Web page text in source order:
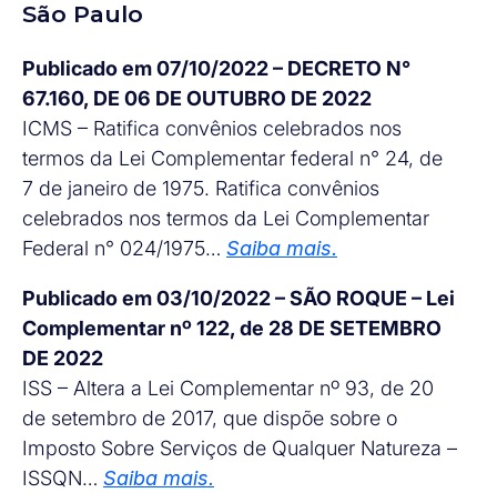
São Paulo
Publicado em 07/10/2022 – DECRETO N°
67.160, DE 06 DE OUTUBRO DE 2022
ICMS – Ratifica convênios celebrados nos
termos da Lei Complementar federal n° 24, de
7 de janeiro de 1975. Ratifica convênios
celebrados nos termos da Lei Complementar
Federal n° 024/1975… Saiba mais.
Publicado em 03/10/2022 – SÃO ROQUE – Lei
Complementar nº 122, de 28 DE SETEMBRO
DE 2022
ISS – Altera a Lei Complementar nº 93, de 20
de setembro de 2017, que dispõe sobre o
Imposto Sobre Serviços de Qualquer Natureza –
ISSQN… Saiba mais.